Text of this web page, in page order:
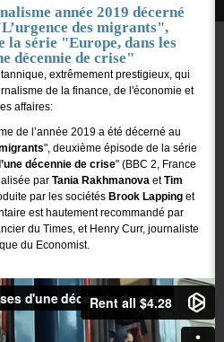
année 2019 décerné
des migrants",
la série "Europe, dans les
décennie de crise"
extrêmement prestigieux, qui
de la finance, de l'économie et
affaires:
de l’année 2019 a été décerné au
", deuxième épisode de la série
décennie de crise" (BBC 2, France
par Tania Rakhmanova etTim
par les sociétés Brook Lapping et
est hautement recommandé par
du Times, et Henry Curr, journaliste
du Economist.